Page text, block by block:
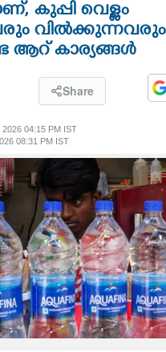
കുപ്പി വെള്ളം
വിൽക്കുന്നവരും
ആറ് കാര്യങ്ങൾ
Share
2026 04:15 PM IST
08:31 PM IST